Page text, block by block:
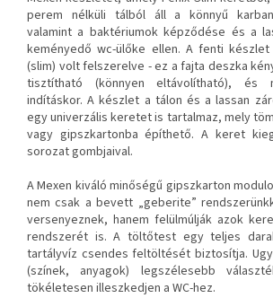
perem nélküli tálból áll a könnyű
valamint a baktériumok képződése és a
keményedő wc-ülőke ellen. A fenti
(slim) volt felszerelve - ez a fajta deszka
tisztítható (könnyen eltávolítható), és
indításkor. A készlet a tálon és a lassan
egy univerzális keretet is tartalmaz, mely
vagy gipszkartonba építhető. A keret
sorozat gombjaival.
A Mexen kiváló minőségű gipszkarton
nem csak a bevett „geberite”
versenyeznek, hanem felülmúlják azok
rendszerét is. A töltőtest egy teljes
tartályvíz csendes feltöltését biztosítja.
(színek, anyagok) legszélesebb
tökéletesen illeszkedjen a WC-hez.